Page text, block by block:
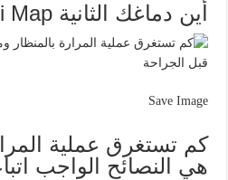
أين دماغك الثانية Uji Map
Save Image
كم تستغرق عملية
هي النصائح الواجب